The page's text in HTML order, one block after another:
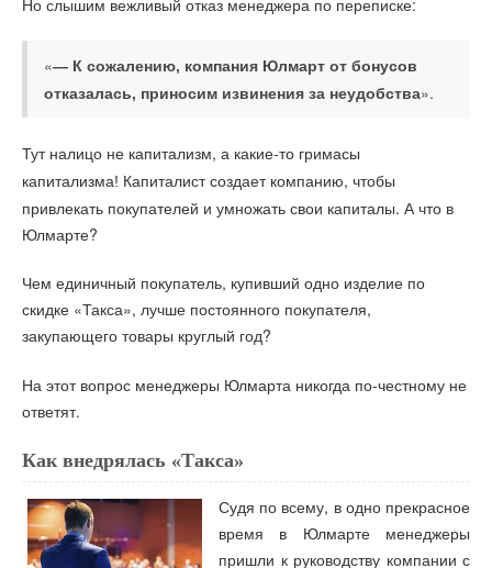
Но слышим вежливый отказ менеджера по переписке:
«— К сожалению, компания Юлмарт от бонусов
отказалась, приносим извинения за неудобства».
Тут налицо не капитализм, а какие-то гримасы
капитализма! Капиталист создает компанию, чтобы
привлекать покупателей и умножать свои капиталы. А что в
Юлмарте?
Чем единичный покупатель, купивший одно изделие по
скидке «Такса», лучше постоянного покупателя,
закупающего товары круглый год?
На этот вопрос менеджеры Юлмарта никогда по-честному не
ответят.
Как внедрялась «Такса»
Судя по всему, в одно прекрасное
время в Юлмарте менеджеры
пришли к руководству компании с